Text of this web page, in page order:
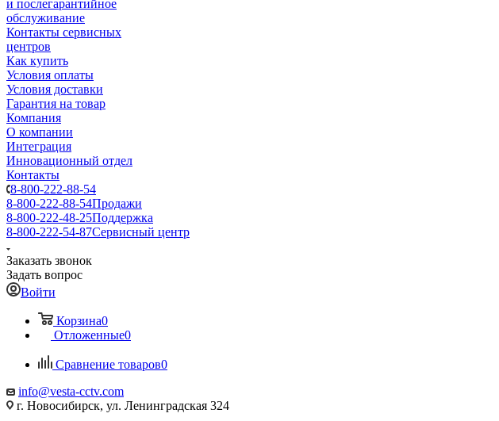
и послегарантийное
обслуживание
Контакты сервисных
центров
Как купить
Условия оплаты
Условия доставки
Гарантия на товар
Компания
О компании
Интеграция
Инновационный отдел
Контакты
8-800-222-88-54
8-800-222-88-54Продажи
8-800-222-48-25Поддержка
8-800-222-54-87Сервисный центр
Заказать звонок
Задать вопрос
Войти
Корзина0
Отложенные0
Сравнение товаров0
info@vesta-cctv.com
г. Новосибирск, ул. Ленинградская 324